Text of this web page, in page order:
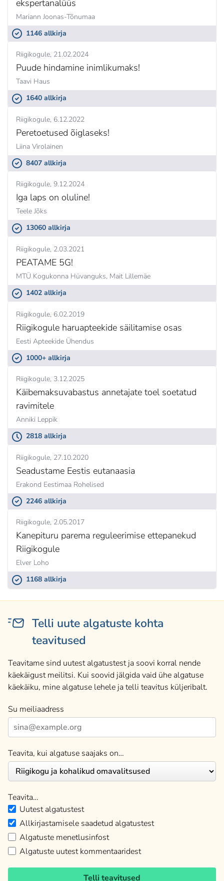
ekspertanalüüs
Mariann Joonas-Tõnumaa
1146 allkirja
Riigikogule 21.02.2024
Puude hindamine inimlikumaks!
Taavi Haus
1640 allkirja
Riigikogule 6.12.2022
Peretoetused õiglaseks!
Liina Virolainen
8407 allkirja
Riigikogule 9.12.2024
Iga laps on oluline!
Teele Jõks
13060 allkirja
Riigikogule 2.03.2021
PEATAME 5G!
MTÜ Kogukonna Hüvanguks, Mait Lillemäe
1402 allkirja
Riigikogule 6.02.2019
Riigikogule haruapteekide säilitamise osas
Eesti Apteekide Ühendus
1000+ allkirja
Riigikogule 3.12.2025
Käibemaksuvabastus annetajate toel soetatud
ravimitele
Anniki Leppik
2818 allkirja
Riigikogule 27.10.2020
Seadustame Eestis eutanaasia
Erakond Eestimaa Rohelised
2246 allkirja
Riigikogule 2.05.2017
Kanepituru parema reguleerimise ettepanekud
Riigikogule
Elver Loho
1168 allkirja
Telli uute algatuste kohta
teavitused
Teavitame sind uutest algatustest ja soovi korral nende
käekäigust meilitsi. Kui soovid jälgida vaid ühe algatuse
käekäiku, mine algatuse lehele ja telli teavitus küljeribalt.
Su meiliaadress
Teavita, kui algatuse saajaks on…
Teavita…
Uutest algatustest
Allkirjastamisele saadetud algatustest
Algatuste menetlusinfost
Algatuste uutest kommentaaridest
Telli teavitused